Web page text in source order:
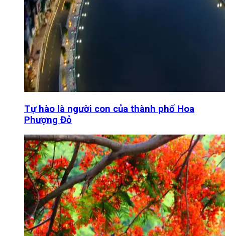
Tự hào là người con của thành phố Hoa
Phượng Đỏ